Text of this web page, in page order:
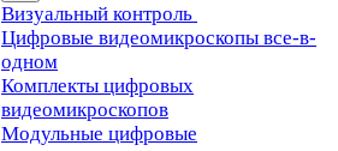
Визуальный контроль
Цифровые видеомикроскопы все-в-
одном
Комплекты цифровых
видеомикроскопов
Модульные цифровые